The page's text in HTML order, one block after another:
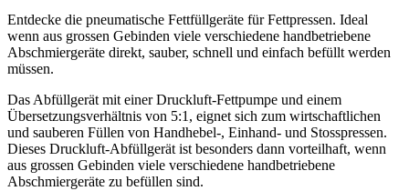
Entdecke die pneumatische Fettfüllgeräte für Fettpressen. Ideal
wenn aus grossen Gebinden viele verschiedene handbetriebene
Abschmiergeräte direkt, sauber, schnell und einfach befüllt werden
müssen.
Das Abfüllgerät mit einer Druckluft-Fettpumpe und einem
Übersetzungsverhältnis von 5:1, eignet sich zum wirtschaftlichen
und sauberen Füllen von Handhebel-, Einhand- und Stosspressen.
Dieses Druckluft-Abfüllgerät ist besonders dann vorteilhaft, wenn
aus grossen Gebinden viele verschiedene handbetriebene
Abschmiergeräte zu befüllen sind.